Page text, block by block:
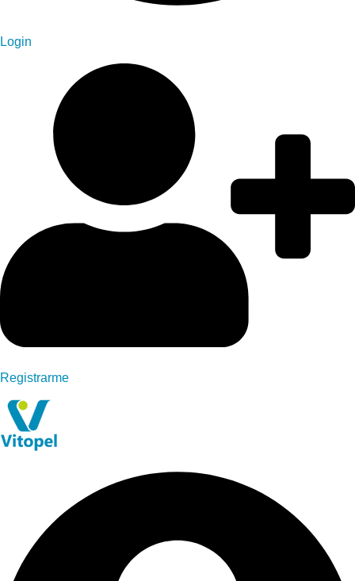
Login
Registrarme